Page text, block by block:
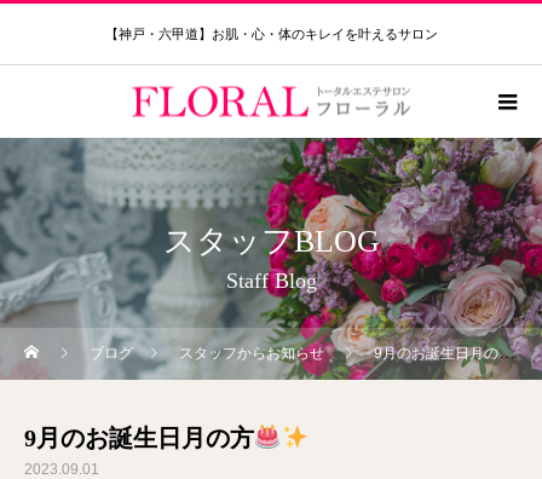
【神戸・六甲道】お肌・心・体のキレイを叶えるサロン
スタッフBLOG
Staff Blog
ブログ スタッフからお知らせ 9月のお誕生日月の方
9月のお誕生日月の方
2023.09.01